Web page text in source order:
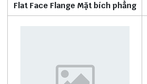
Flat Face Flange Mặt bích phẳng